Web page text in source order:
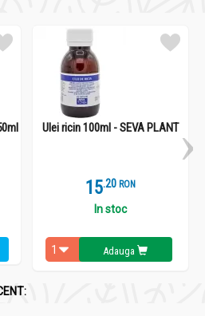
a uleiurilor volatile în aerul
acestuia sau pentru curăţarea
lămpilor de aromaterapie, în
de apă şi zece picături de ulei
cu o lumânare, producând
aromate.
(cu ultrasunete, cu nebulizator
uleiurile volatile in
mai mare decat cele prin
Ulei ricin 100ml - SEVA PLANT
15.2 RON
In stoc
Adauga